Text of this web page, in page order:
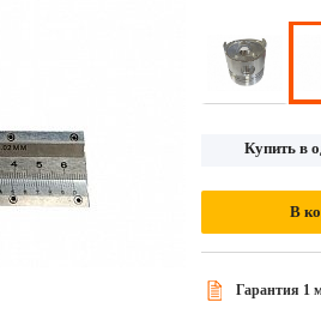
Купить в
В
Гарантия 1